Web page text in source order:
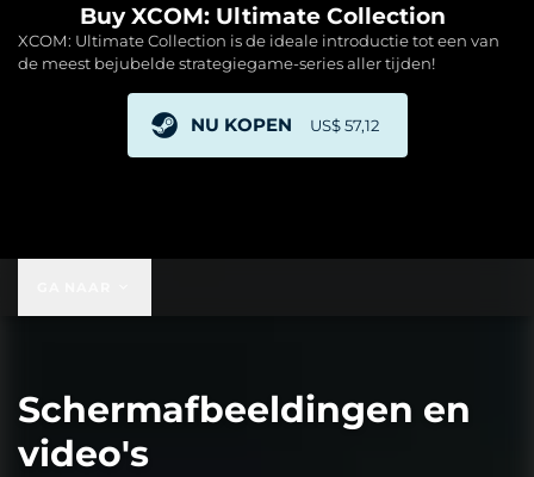
Buy XCOM: Ultimate Collection
XCOM: Ultimate Collection is de ideale introductie tot een van
de meest bejubelde strategiegame-series aller tijden!
NU KOPEN US$ 57,12
Schermafbeeldingen en
video's